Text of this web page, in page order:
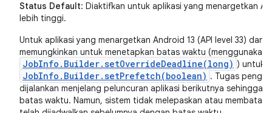
Status Default: Diaktifkan untuk aplikasi yang menargetkan
lebih tinggi.
Untuk aplikasi yang menargetkan Android 13 (API level 33) dan
memungkinkan untuk menetapkan batas waktu (menggunakan
JobInfo.Builder.setOverrideDeadline(long) ) untuk
JobInfo.Builder.setPrefetch(boolean) . Tugas
dijalankan menjelang peluncuran aplikasi berikutnya sehingga
batas waktu. Namun, sistem tidak melepaskan atau